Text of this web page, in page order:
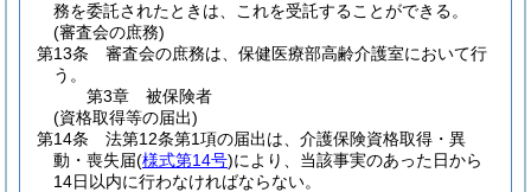
務を委託されたときは、これを受託することができる。
(審査会の庶務)
第13条
審査会の庶務は、保健医療部高齢介護室において行
う。
第3章
被保険者
(資格取得等の届出)
第14条
法第12条第1項の届出は、介護保険資格取得・異
動・喪失届(様式第14号)により、当該事実のあった日から
14日以内に行わなければならない。